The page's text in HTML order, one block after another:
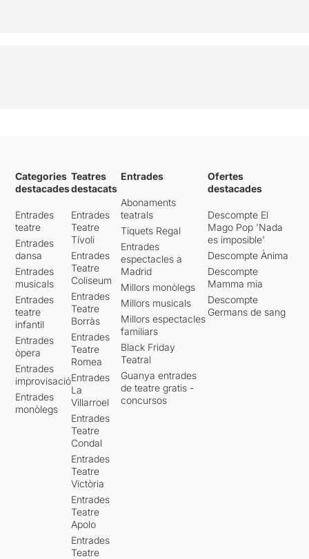
Categories
destacades
Entrades
teatre
Entrades
dansa
Entrades
musicals
Entrades
teatre
infantil
Entrades
òpera
Entrades
improvisació
Entrades
monòlegs
Teatres
destacats
Entrades
Teatre
Tívoli
Entrades
Teatre
Coliseum
Entrades
Teatre
Borràs
Entrades
Teatre
Romea
Entrades
La
Villarroel
Entrades
Teatre
Condal
Entrades
Teatre
Victòria
Entrades
Teatre
Apolo
Entrades
Teatre
Entrades
Abonaments
teatrals
Tiquets Regal
Entrades
espectacles a
Madrid
Millors monòlegs
Millors musicals
Millors espectacles
familiars
Black Friday
Teatral
Guanya entrades
de teatre gratis -
concursos
Ofertes
destacades
Descompte El
Mago Pop 'Nada
es imposible'
Descompte Ànima
Descompte
Mamma mia
Descompte
Germans de sang